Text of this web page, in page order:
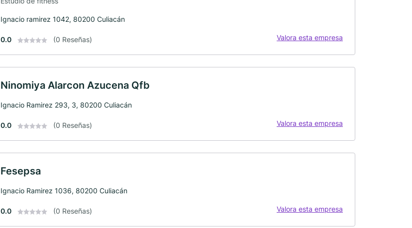
Ignacio ramirez 1042, 80200 Culiacán
0.0 (0 Reseñas) Valora esta empresa
Ninomiya Alarcon Azucena Qfb
Ignacio Ramirez 293, 3, 80200 Culiacán
0.0 (0 Reseñas) Valora esta empresa
Fesepsa
Ignacio Ramirez 1036, 80200 Culiacán
0.0 (0 Reseñas) Valora esta empresa